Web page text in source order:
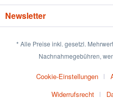
Newsletter
* Alle Preise inkl. gesetzl.
Nachnahmegebühren,
Cookie-Einstellungen
Widerrufsrecht